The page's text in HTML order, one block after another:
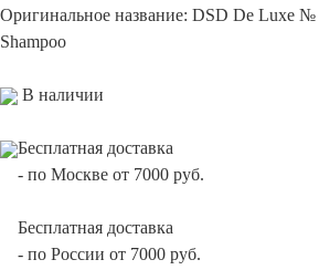
Оригинальное название: DSD De Luxe №
Shampoo
В наличии
Бесплатная доставка
- по Москве от 7000 руб.
Бесплатная доставка
- по России от 7000 руб.